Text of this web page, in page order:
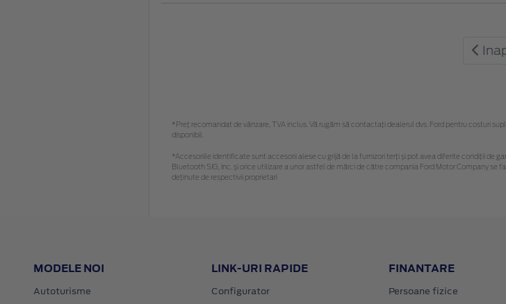
*Preţ recomandat de vânzare, TVA inclus. Vă rugăm să contactaţi dealerul dvs. Ford pentru costuri
disponibil.
*Accesoriile identificate sunt accesorii alese cu grijă de la furnizori terți și pot avea diferite condiții de
Bluetooth SIG, Inc. și orice utilizare a unor astfel de mărci de către compania Ford Motor Company
deținute de respectivii proprietari
MODELE NOI
Autoturisme
LINK-URI RAPIDE
Configurator
FINANTARE
Persoane fizice